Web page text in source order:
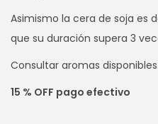
Asimismo la cera de soja es
que su duración supera 3
Consultar aromas disponibles
15 % OFF pago efectivo